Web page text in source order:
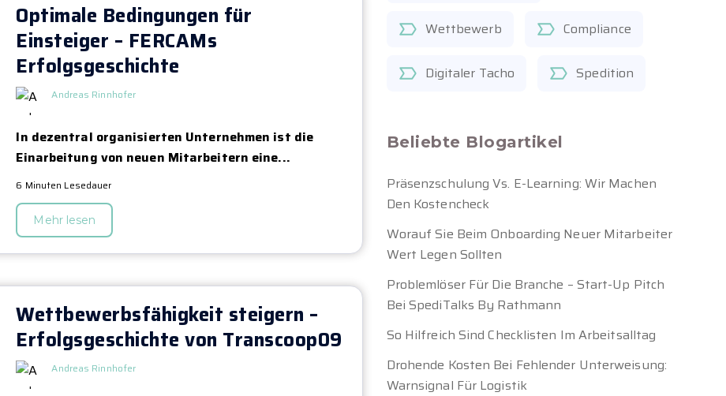
Wettbewerb Compliance
Digitaler Tacho Spedition
Beliebte Blogartikel
Präsenzschulung Vs. E-Learning: Wir Machen
Den Kostencheck
Worauf Sie Beim Onboarding Neuer Mitarbeiter
Wert Legen Sollten
Problemlöser Für Die Branche – Start-Up Pitch
Bei SpediTalks By Rathmann
So Hilfreich Sind Checklisten Im Arbeitsalltag
Drohende Kosten Bei Fehlender Unterweisung:
Warnsignal Für Logistik
Optimale Bedingungen für
Einsteiger – FERCAMs
Erfolgsgeschichte
Andreas Rinnhofer
In dezentral organisierten Unternehmen ist die
Einarbeitung von neuen Mitarbeitern eine...
6 Minuten Lesedauer
Mehr lesen
Wettbewerbsfähigkeit steigern –
Erfolgsgeschichte von Transcoop09
Andreas Rinnhofer